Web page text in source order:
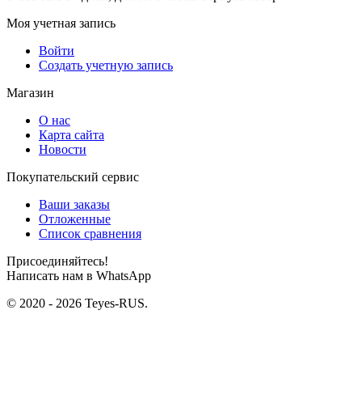
Моя учетная запись
Войти
Создать учетную запись
Магазин
О нас
Карта сайта
Новости
Покупательский сервис
Ваши заказы
Отложенные
Список сравнения
Присоединяйтесь!
Написать нам в WhatsApp
© 2020 - 2026 Teyes-RUS.